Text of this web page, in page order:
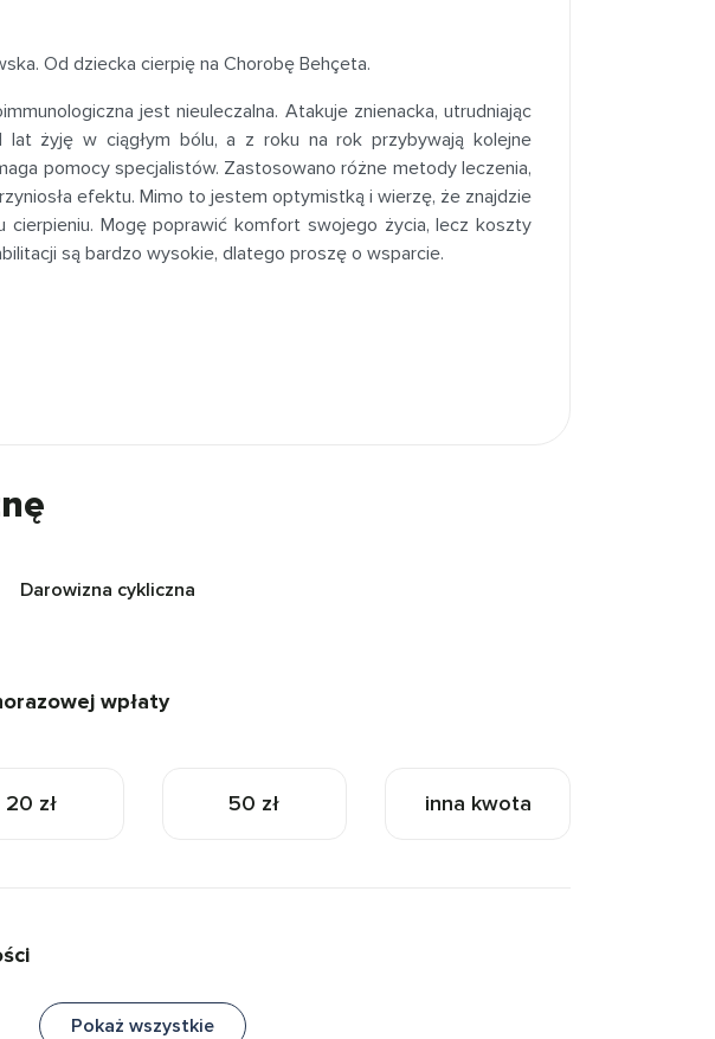
Od dziecka cierpię na Chorobę Behçeta.
jest nieuleczalna. Atakuje znienacka, utrudniając
lat żyję w ciągłym bólu, a z roku na rok przybywają kolejne
pomocy specjalistów. Zastosowano różne metody leczenia,
efektu. Mimo to jestem optymistką i wierzę, że znajdzie
cierpieniu. Mogę poprawić komfort swojego życia, lecz koszty
są bardzo wysokie, dlatego proszę o wsparcie.
Darowizna cykliczna
wpłaty
20 zł 50 zł inna kwota
Pokaż wszystkie